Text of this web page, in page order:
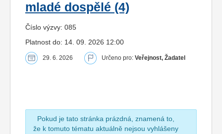
mladé dospělé (4)
Číslo výzvy: 085
Platnost do: 14. 09. 2026 12:00
29. 6. 2026 Určeno pro: Veřejnost, Žadatel
Pokud je tato stránka prázdná, znamená to,
že k tomuto tématu aktuálně nejsou vyhlášeny